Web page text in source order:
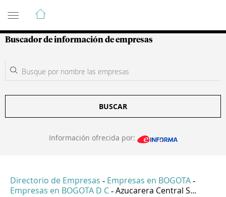
Guía de Empresas Colombianas
Buscador de información de empresas
BUSCAR
Información ofrecida por:
Directorio de Empresas - Empresas en BOGOTA -
Empresas en BOGOTA D C - Azucarera Central S...